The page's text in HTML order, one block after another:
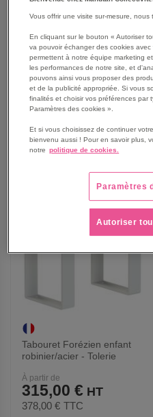
Table Forézien enfant 1,47
Forezienne
À partir de
1 009,00 €
1 210,80 € TTC
AJOUTER
4modèles VOIR
Tabouret Forézien enfant
robinier/acier - Tolerie
À partir de
315,00 €
378,00 € TTC
Vous offrir une visite sur-mesure,
En cliquant sur le bouton « Autoriser
va pouvoir échanger des cookies
permettent à notre équipe marketing
les performances de notre site, et
pouvons ainsi vous proposer des
et de la publicité appropriée. Si vous
finalités et choisir vos préférences par
Paramètres des cookies ».
Et si vous choisissez de continuer
bienvenu aussi ! Pour en savoir plus,
notre politique de cookies.
Paramètres
Autoriser